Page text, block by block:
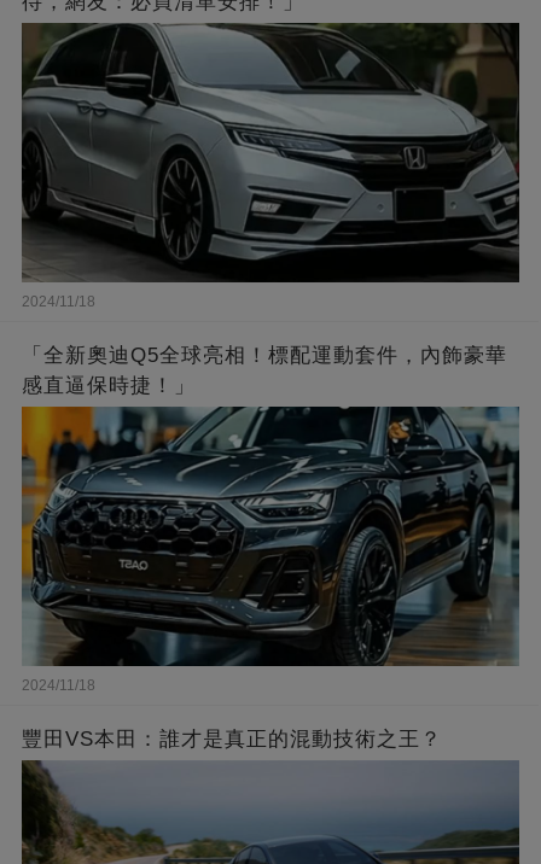
2024/11/18
「全新奧迪Q5全球亮相！標配運動套件，內飾豪華
感直逼保時捷！」
2024/11/18
豐田VS本田：誰才是真正的混動技術之王？